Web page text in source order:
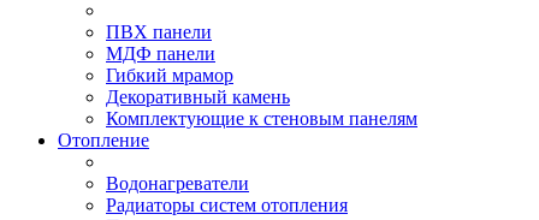
ПВХ панели
МДФ панели
Гибкий мрамор
Декоративный камень
Комплектующие к стеновым панелям
Отопление
Водонагреватели
Радиаторы систем отопления